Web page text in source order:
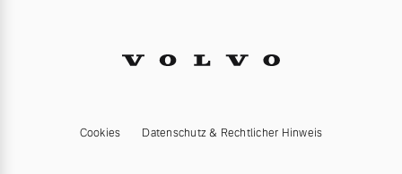
Cookies Datenschutz & Rechtlicher Hinweis